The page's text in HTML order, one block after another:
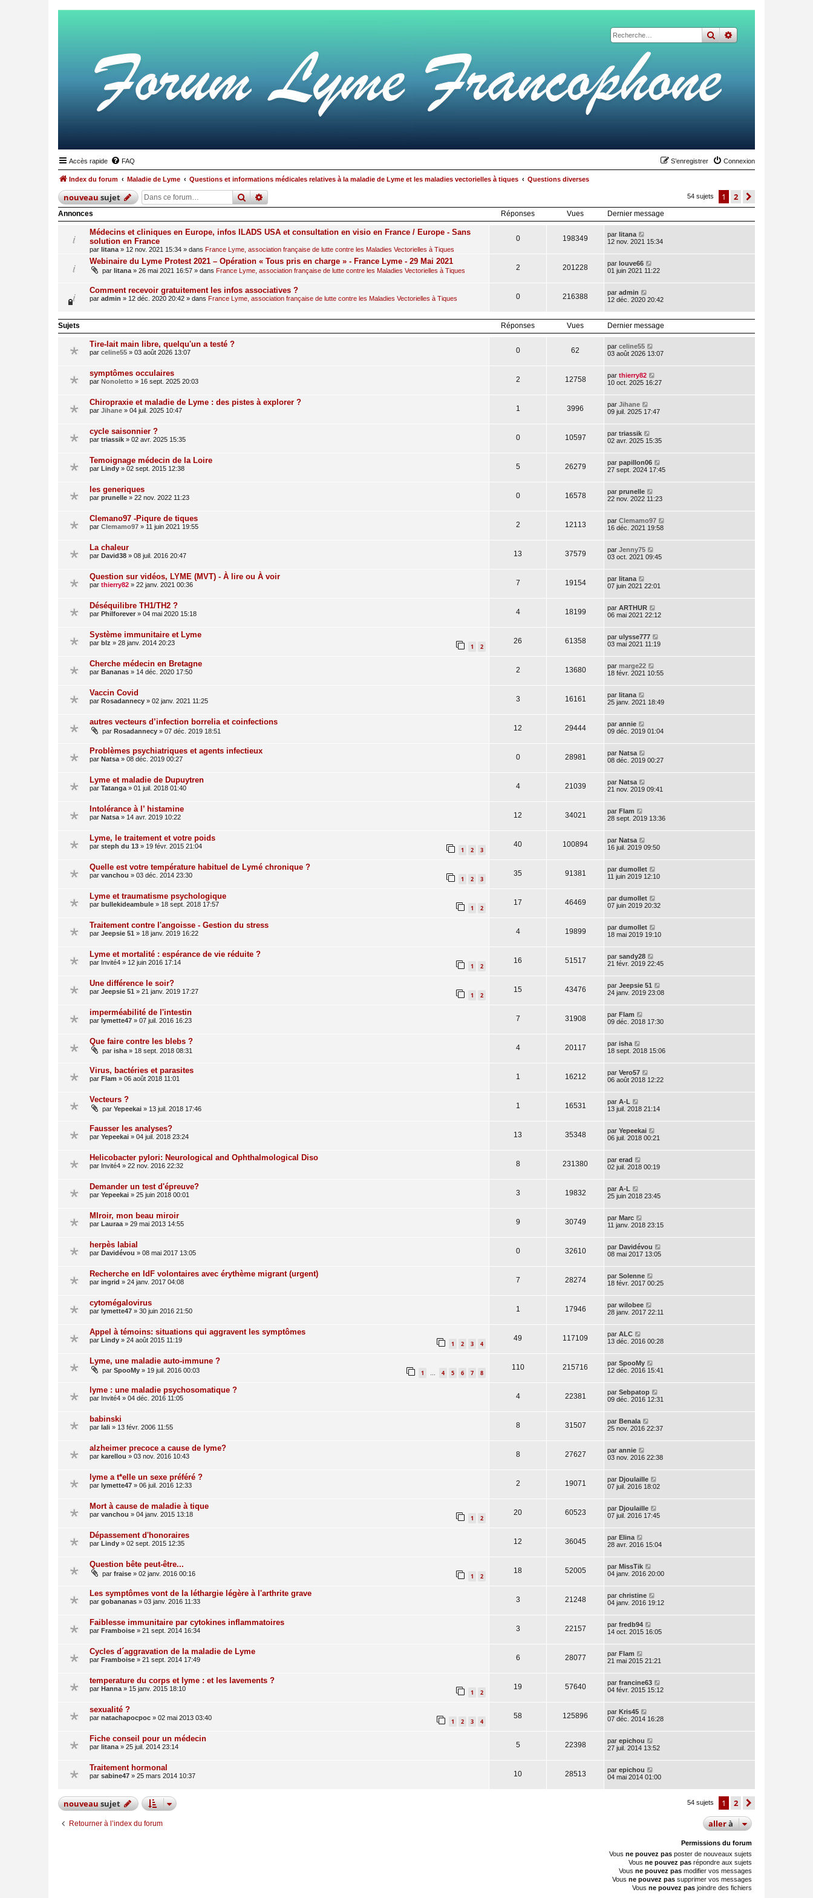
rechercher
recherche
Accès rapide FAQ Connexion
S’enregistrer
Index du forum Maladie de Lyme Questions et informations médicales relatives à la maladie de Lyme et les maladies vectorielles à tiques Questions diverses
nouveausujet rechercher
recherche 54 sujets 1 2
Annonces Réponses Vues Dernier message
Médecins et cliniques en Europe, infos ILADS USA et consultation en visio en France / Europe - Sans
solution en France
par litana » 12 nov. 2021 15:34 » dans France Lyme, association française de lutte contre les Maladies Vectorielles à Tiques
0 198349 par litana
12 nov. 2021 15:34
Webinaire du Lyme Protest 2021 – Opération « Tous pris en charge » - France Lyme - 29 Mai 2021
par litana » 26 mai 2021 16:57 » dans France Lyme, association française de lutte contre les Maladies Vectorielles à Tiques 2 201228 par louve66
01 juin 2021 11:22
Comment recevoir gratuitement les infos associatives ?
par admin » 12 déc. 2020 20:42 » dans France Lyme, association française de lutte contre les Maladies Vectorielles à Tiques 0 216388 par admin
12 déc. 2020 20:42
Sujets Réponses Vues Dernier message
Tire-lait main libre, quelqu'un a testé ?
par celine55 » 03 août 2026 13:07 0 62 par celine55
03 août 2026 13:07
symptômes occulaires
par Nonoletto » 16 sept. 2025 20:03 2 12758 par thierry82
10 oct. 2025 16:27
Chiropraxie et maladie de Lyme : des pistes à explorer ?
par Jihane » 04 juil. 2025 10:47 1 3996 par Jihane
09 juil. 2025 17:47
cycle saisonnier ?
par triassik » 02 avr. 2025 15:35 0 10597 par triassik
02 avr. 2025 15:35
Temoignage médecin de la Loire
par Lindy » 02 sept. 2015 12:38 5 26279 par papillon06
27 sept. 2024 17:45
les generiques
par prunelle » 22 nov. 2022 11:23 0 16578 par prunelle
22 nov. 2022 11:23
Clemano97 -Piqure de tiques
par Clemamo97 » 11 juin 2021 19:55 2 12113 par Clemamo97
16 déc. 2021 19:58
La chaleur
par David38 » 08 juil. 2016 20:47 13 37579 par Jenny75
03 oct. 2021 09:45
Question sur vidéos, LYME (MVT) - À lire ou À voir
par thierry82 » 22 janv. 2021 00:36 7 19154 par litana
07 juin 2021 22:01
Déséquilibre TH1/TH2 ?
par Philforever » 04 mai 2020 15:18 4 18199 par ARTHUR
06 mai 2021 22:12
Système immunitaire et Lyme
par blz » 28 janv. 2014 20:23 1 2
26 61358 par ulysse777
03 mai 2021 11:19
Cherche médecin en Bretagne
par Bananas » 14 déc. 2020 17:50 2 13680 par marge22
18 févr. 2021 10:55
Vaccin Covid
par Rosadannecy » 02 janv. 2021 11:25 3 16161 par litana
25 janv. 2021 18:49
autres vecteurs d’infection borrelia et coinfections
par Rosadannecy » 07 déc. 2019 18:51 12 29444 par annie
09 déc. 2019 01:04
Problèmes psychiatriques et agents infectieux
par Natsa » 08 déc. 2019 00:27 0 28981 par Natsa
08 déc. 2019 00:27
Lyme et maladie de Dupuytren
par Tatanga » 01 juil. 2018 01:40 4 21039 par Natsa
21 nov. 2019 09:41
Intolérance à l’ histamine
par Natsa » 14 avr. 2019 10:22 12 34021 par Flam
28 sept. 2019 13:36
Lyme, le traitement et votre poids
par steph du 13 » 19 févr. 2015 21:04 1 2 3
40 100894 par Natsa
16 juil. 2019 09:50
Quelle est votre température habituel de Lymé chronique ?
par vanchou » 03 déc. 2014 23:30 1 2 3
35 91381 par dumollet
11 juin 2019 12:10
Lyme et traumatisme psychologique
par bullekideambule » 18 sept. 2018 17:57 1 2
17 46469 par dumollet
07 juin 2019 20:32
Traitement contre l'angoisse - Gestion du stress
par Jeepsie 51 » 18 janv. 2019 16:22 4 19899 par dumollet
18 mai 2019 19:10
Lyme et mortalité : espérance de vie réduite ?
par Invité4 » 12 juin 2016 17:14 1 2
16 51517 par sandy28
21 févr. 2019 22:45
Une différence le soir?
par Jeepsie 51 » 21 janv. 2019 17:27 1 2
15 43476 par Jeepsie 51
24 janv. 2019 23:08
imperméabilité de l'intestin
par lymette47 » 07 juil. 2016 16:23 7 31908 par Flam
09 déc. 2018 17:30
Que faire contre les blebs ?
par isha » 18 sept. 2018 08:31 4 20117 par isha
18 sept. 2018 15:06
Virus, bactéries et parasites
par Flam » 06 août 2018 11:01 1 16212 par Vero57
06 août 2018 12:22
Vecteurs ?
par Yepeekai » 13 juil. 2018 17:46 1 16531 par A-L
13 juil. 2018 21:14
Fausser les analyses?
par Yepeekai » 04 juil. 2018 23:24 13 35348 par Yepeekai
06 juil. 2018 00:21
Helicobacter pylori: Neurological and Ophthalmological Diso
par Invité4 » 22 nov. 2016 22:32 8 231380 par erad
02 juil. 2018 00:19
Demander un test d'épreuve?
par Yepeekai » 25 juin 2018 00:01 3 19832 par A-L
25 juin 2018 23:45
MIroir, mon beau miroir
par Lauraa » 29 mai 2013 14:55 9 30749 par Marc
11 janv. 2018 23:15
herpès labial
par Davidévou » 08 mai 2017 13:05 0 32610 par Davidévou
08 mai 2017 13:05
Recherche en IdF volontaires avec érythème migrant (urgent)
par ingrid » 24 janv. 2017 04:08 7 28274 par Solenne
18 févr. 2017 00:25
cytomégalovirus
par lymette47 » 30 juin 2016 21:50 1 17946 par wilobee
28 janv. 2017 22:11
Appel à témoins: situations qui aggravent les symptômes
par Lindy » 24 août 2015 11:19 1 2 3 4
49 117109 par ALC
13 déc. 2016 00:28
Lyme, une maladie auto-immune ?
par SpooMy » 19 juil. 2016 00:03 1 … 4 5 6 7 8
110 215716 par SpooMy
12 déc. 2016 15:41
lyme : une maladie psychosomatique ?
par Invité4 » 04 déc. 2016 11:05 4 22381 par Sebpatop
09 déc. 2016 12:31
babinski
par lali » 13 févr. 2006 11:55 8 31507 par Benala
25 nov. 2016 22:37
alzheimer precoce a cause de lyme?
par karellou » 03 nov. 2016 10:43 8 27627 par annie
03 nov. 2016 22:38
lyme a t*elle un sexe préféré ?
par lymette47 » 06 juil. 2016 12:33 2 19071 par Djoulaille
07 juil. 2016 18:02
Mort à cause de maladie à tique
par vanchou » 04 janv. 2015 13:18 1 2
20 60523 par Djoulaille
07 juil. 2016 17:45
Dépassement d'honoraires
par Lindy » 02 sept. 2015 12:35 12 36045 par Elina
28 avr. 2016 15:04
Question bête peut-être...
par fraise » 02 janv. 2016 00:16 1 2
18 52005 par MissTik
04 janv. 2016 20:00
Les symptômes vont de la léthargie légère à l'arthrite grave
par gobananas » 03 janv. 2016 11:33 3 21248 par christine
04 janv. 2016 19:12
Faiblesse immunitaire par cytokines inflammatoires
par Framboise » 21 sept. 2014 16:34 3 22157 par fredb94
14 oct. 2015 16:05
Cycles d´aggravation de la maladie de Lyme
par Framboise » 21 sept. 2014 17:49 6 28077 par Flam
21 mai 2015 21:21
temperature du corps et lyme : et les lavements ?
par Hanna » 15 janv. 2015 18:10 1 2
19 57640 par francine63
04 févr. 2015 15:12
sexualité ?
par natachapocpoc » 02 mai 2013 03:40 1 2 3 4
58 125896 par Kris45
07 déc. 2014 16:28
Fiche conseil pour un médecin
par litana » 25 juil. 2014 23:14 5 22398 par epichou
27 juil. 2014 13:52
Traitement hormonal
par sabine47 » 25 mars 2014 10:37 10 28513 par epichou
04 mai 2014 01:00
nouveausujet 54 sujets 1 2
Retourner à l’index du forum allerà
Permissions du forum
Vous ne pouvez pas poster de nouveaux sujets
Vous ne pouvez pas répondre aux sujets
Vous ne pouvez pas modifier vos messages
Vous ne pouvez pas supprimer vos messages
Vous ne pouvez pas joindre des fichiers